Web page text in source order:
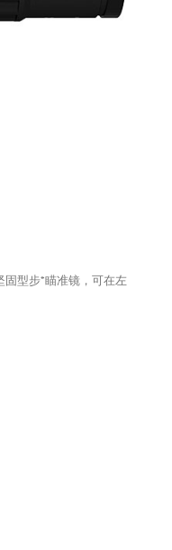
固型步*瞄准镜，可在左